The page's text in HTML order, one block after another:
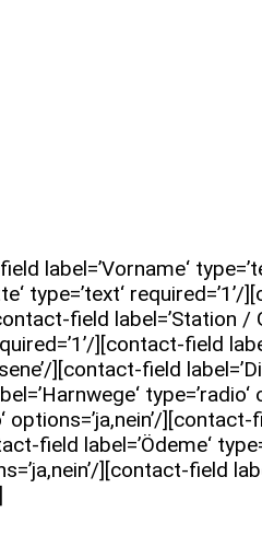
label=’Vorname‘
type=’text‘
field label=’Station
][contact-field
][contact-field
][contact-
field label=’Ödeme‘
][contact-field